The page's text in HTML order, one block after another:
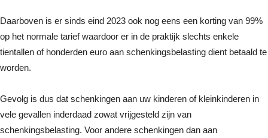
Daarboven is er sinds eind 2023 ook nog eens een korting van 99%
op het normale tarief waardoor er in de praktijk slechts enkele
tientallen of honderden euro aan schenkingsbelasting dient betaald te
worden.
Gevolg is dus dat schenkingen aan uw kinderen of kleinkinderen in
vele gevallen inderdaad zowat vrijgesteld zijn van
schenkingsbelasting. Voor andere schenkingen dan aan